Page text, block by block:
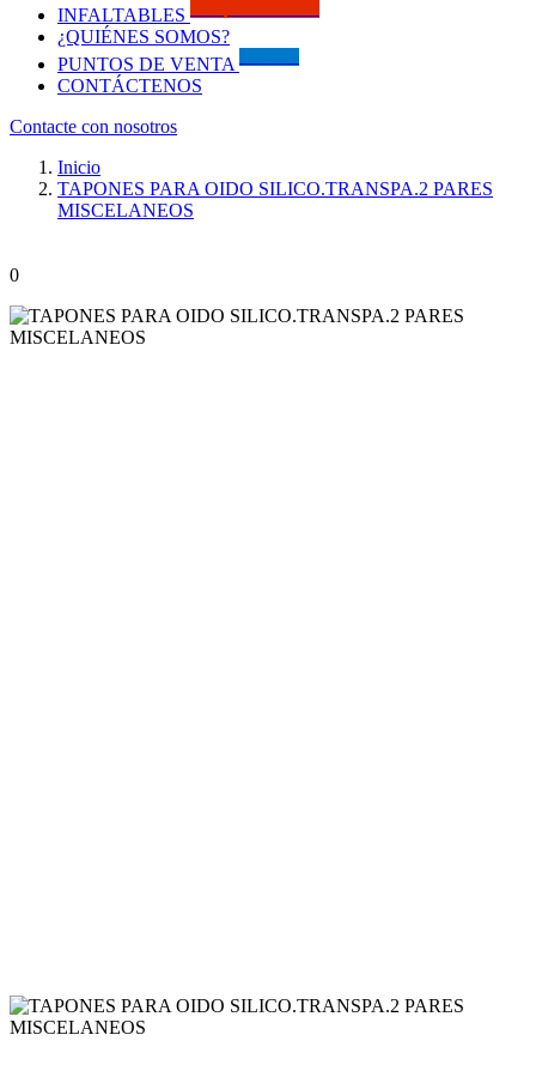
INFALTABLES
¿QUIÉNES SOMOS?
PUNTOS DE VENTA
CONTÁCTENOS
Contacte con nosotros
Inicio
TAPONES PARA OIDO SILICO.TRANSPA.2 PARES
MISCELANEOS
0